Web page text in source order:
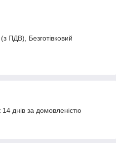
ПДВ), Безготівковий
днів за домовленістю